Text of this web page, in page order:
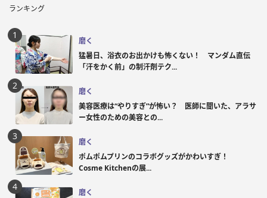
ランキング
磨く
猛暑日、浴衣のお出かけも怖くない！ マンダム直伝
「汗をかく前」の制汗剤テク...
磨く
美容医療は“やりすぎ”が怖い？ 医師に聞いた、アラサ
ー女性のための美容との...
磨く
ポムポムプリンのコラボグッズがかわいすぎ！
Cosme Kitchenの展...
磨く